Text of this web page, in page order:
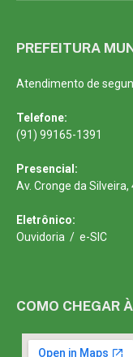
PREFEITURA
Atendimento de
Telefone:
(91) 99165-1391
Presencial:
Av. Cronge da
Eletrônico:
Ouvidoria / e-SIC
COMO CHEGAR